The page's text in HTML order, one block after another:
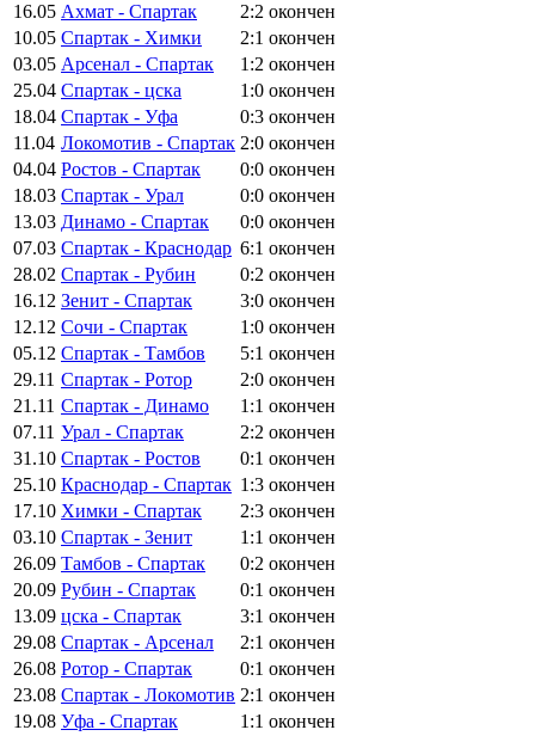
16.05 Ахмат - Спартак 2:2 окончен
10.05 Спартак - Химки 2:1 окончен
03.05 Арсенал - Спартак 1:2 окончен
25.04 Спартак - цска 1:0 окончен
18.04 Спартак - Уфа 0:3 окончен
11.04 Локомотив - Спартак 2:0 окончен
04.04 Ростов - Спартак 0:0 окончен
18.03 Спартак - Урал 0:0 окончен
13.03 Динамо - Спартак 0:0 окончен
07.03 Спартак - Краснодар 6:1 окончен
28.02 Спартак - Рубин 0:2 окончен
16.12 Зенит - Спартак 3:0 окончен
12.12 Сочи - Спартак 1:0 окончен
05.12 Спартак - Тамбов 5:1 окончен
29.11 Спартак - Ротор 2:0 окончен
21.11 Спартак - Динамо 1:1 окончен
07.11 Урал - Спартак 2:2 окончен
31.10 Спартак - Ростов 0:1 окончен
25.10 Краснодар - Спартак 1:3 окончен
17.10 Химки - Спартак 2:3 окончен
03.10 Спартак - Зенит 1:1 окончен
26.09 Тамбов - Спартак 0:2 окончен
20.09 Рубин - Спартак 0:1 окончен
13.09 цска - Спартак 3:1 окончен
29.08 Спартак - Арсенал 2:1 окончен
26.08 Ротор - Спартак 0:1 окончен
23.08 Спартак - Локомотив 2:1 окончен
19.08 Уфа - Спартак 1:1 окончен